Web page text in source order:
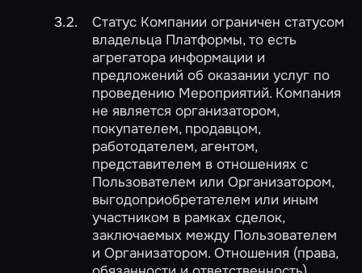
Статус Компании ограничен статусом
владельца Платформы, то есть
агрегатора информации и
предложений об оказании услуг по
проведению Мероприятий. Компания
не является организатором,
покупателем, продавцом,
работодателем, агентом,
представителем в отношениях с
Пользователем или Организатором,
выгодоприобретателем или иным
участником в рамках сделок,
заключаемых между Пользователем
и Организатором. Отношения (права,